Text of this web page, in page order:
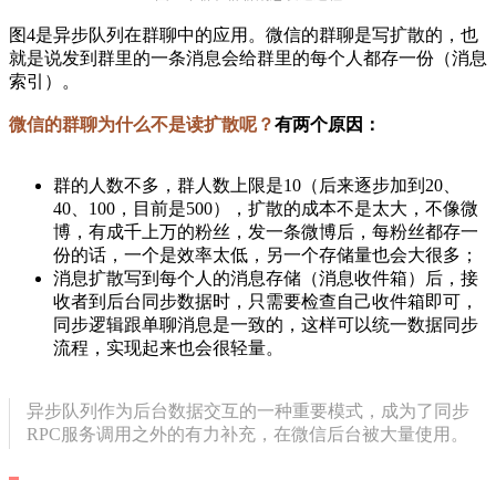
图4是异步队列在群聊中的应用。微信的群聊是写扩散的，也
就是说发到群里的一条消息会给群里的每个人都存一份（消息
索引）。
微信的群聊为什么不是读扩散呢？有两个原因：
群的人数不多，群人数上限是10（后来逐步加到20、
40、100，目前是500），扩散的成本不是太大，不像微
博，有成千上万的粉丝，发一条微博后，每粉丝都存一
份的话，一个是效率太低，另一个存储量也会大很多；
消息扩散写到每个人的消息存储（消息收件箱）后，接
收者到后台同步数据时，只需要检查自己收件箱即可，
同步逻辑跟单聊消息是一致的，这样可以统一数据同步
流程，实现起来也会很轻量。
异步队列作为后台数据交互的一种重要模式，成为了同步
RPC服务调用之外的有力补充，在微信后台被大量使用。